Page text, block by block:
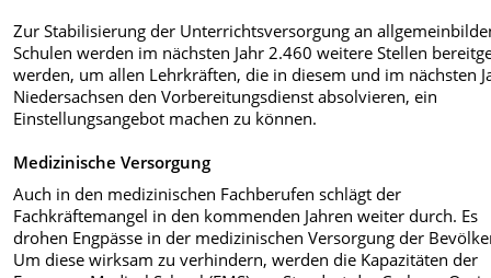
Zur Stabilisierung der Unterrichtsversorgung an
Schulen werden im nächsten Jahr 2.460 weitere Stellen
werden, um allen Lehrkräften, die in diesem und im nächsten
Niedersachsen den Vorbereitungsdienst absolvieren, ein
Einstellungsangebot machen zu können.
Medizinische Versorgung
Auch in den medizinischen Fachberufen schlägt der
Fachkräftemangel in den kommenden Jahren weiter durch. Es
drohen Engpässe in der medizinischen Versorgung der
Um diese wirksam zu verhindern, werden die Kapazitäten der